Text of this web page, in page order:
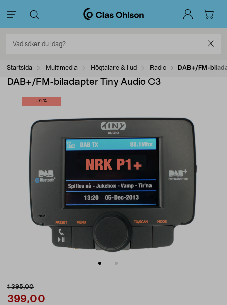
Startsida Multimedia Högtalare & ljud Radio DAB+/FM-
DAB+/FM-biladapter Tiny Audio C3
-71%
1 395,00
399,00